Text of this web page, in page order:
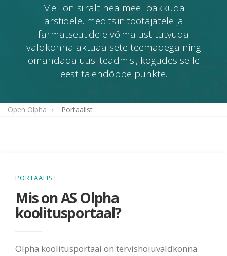
Meil on siiralt hea meel pakkuda
arstidele, meditsiinitöötajatele ja
farmatseutidele võimalust tutvuda
valdkonna aktuaalsete teemadega ning
omandada uusi teadmisi, kogudes selle
eest täiendõppe punkte.
Open Olpha Portaalist
PORTAALIST
Mis on AS Olpha
koolitusportaal?
Olpha koolitusportaal on tervishoiuvaldkonna